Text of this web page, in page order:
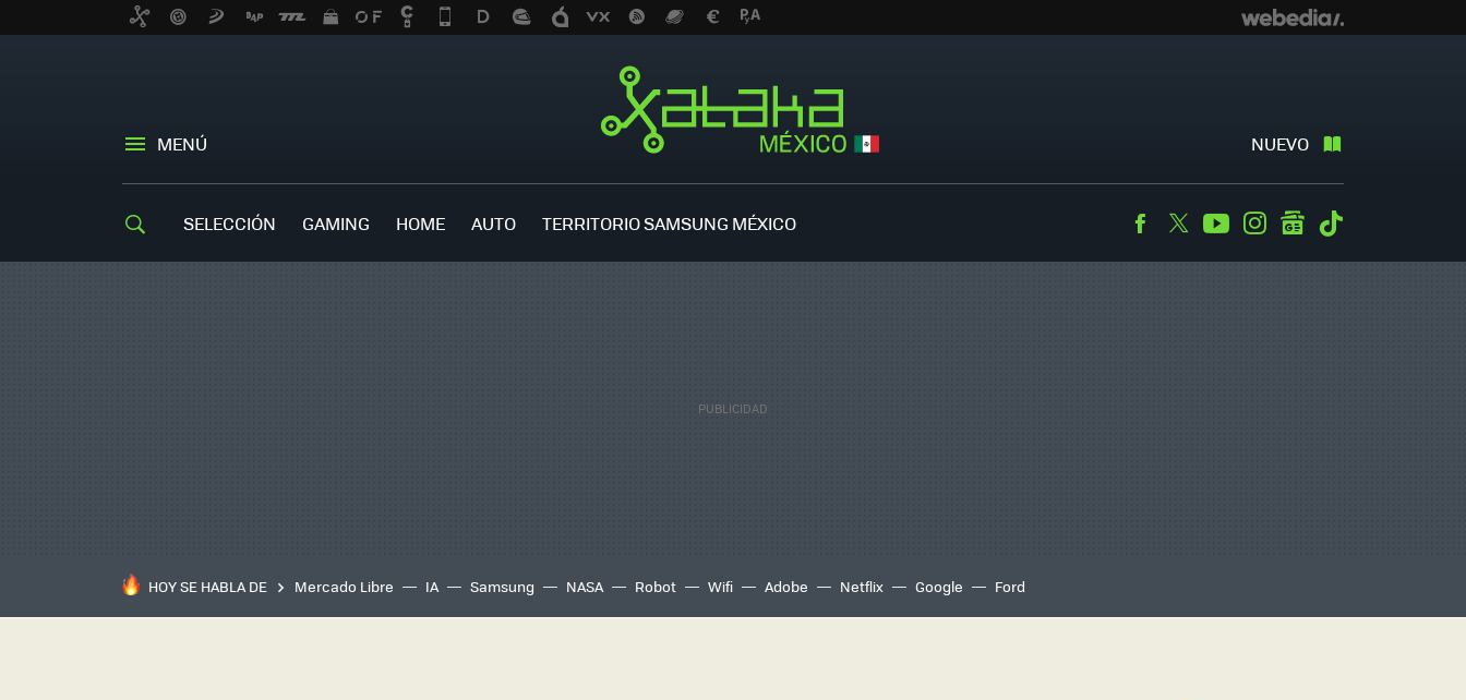
MENÚ NUEVO
SELECCIÓN GAMING HOME AUTO TERRITORIO SAMSUNG MÉXICO Facebook
TwitterYoutubeInstagramgooglenews
HOY SE HABLA DE Mercado Libre IA Samsung NASA Robot Wifi Adobe Netflix Google Ford